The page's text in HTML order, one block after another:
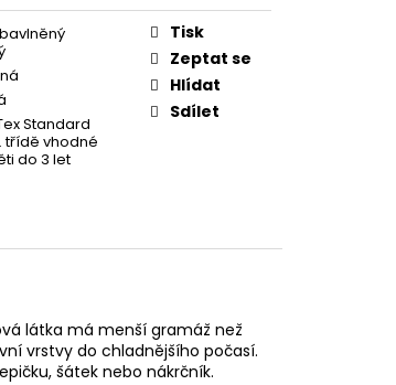
Standard
třídě vhodné
do 3 let
Tisk
Zeptat se
Hlídat
Sdílet
látka má menší gramáž než
vrstvy do chladnějšího počasí.
šátek nebo nákrčník.